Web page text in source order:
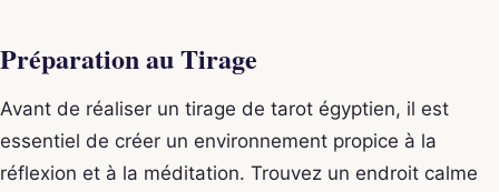
Préparation au Tirage
Avant de réaliser un tirage de tarot égyptien, il est
essentiel de créer un environnement propice à la
réflexion et à la méditation. Trouvez un endroit calme